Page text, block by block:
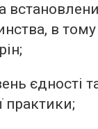
в тому
єдності
практики;